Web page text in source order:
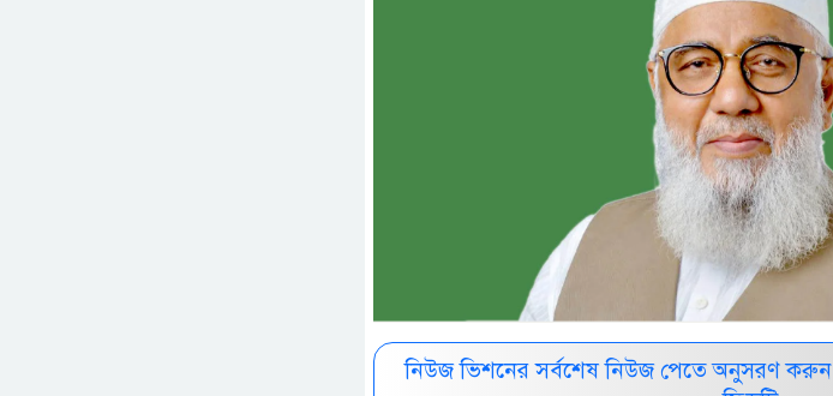
নিউজ ভিশনের সর্বশেষ নিউজ পেতে অনুসরণ করুন